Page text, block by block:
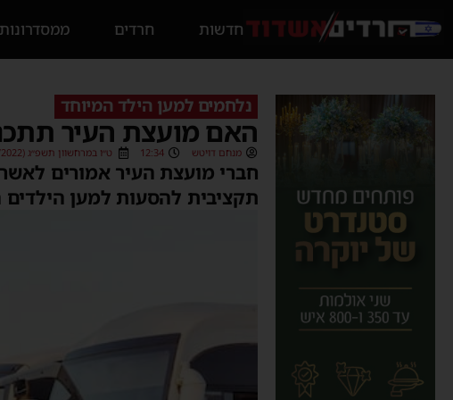
חדשות חרדים
נלחמים למען הילד המיוחד
האם מועצת העיר
מנחם דויטש 12:34 ט״ו במרחשוון תשפ״ג (09/11/2022)
חברי מועצת העיר אמורים
תקציבית להסעות למען הילדים